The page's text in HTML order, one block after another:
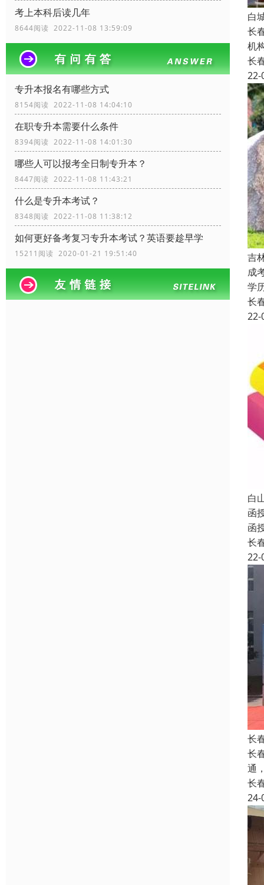
考上本科后读几年
8644阅读 2022-11-08 13:59:09
专升本报名有哪些方式
8154阅读 2022-11-08 14:04:10
在职专升本需要什么条件
8394阅读 2022-11-08 14:01:30
哪些人可以报考全日制专升本？
8447阅读 2022-11-08 11:43:21
什么是专升本考试？
8348阅读 2022-11-08 11:38:12
如何更好备考复习专升本考试？英语要趁早学
15211阅读 2020-01-21 19:51:40
白
长
机
长
22-
吉
成
学
长
22-
白
函
函
长
22-
长
长
通
长
24-